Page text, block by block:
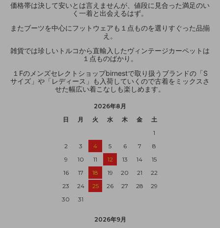
価格帯は決して安いとは言えませんが、値段に見合った満足のい
く一着と出会えるはず。
またブーツを中心にフットウェアも１点ものを選りすぐった品揃
え。
雑貨では珍しいトルコから直輸入したヴィンテージカーペットは
１点ものばかり。
１Fのメンズセレクトショップbirnestで取り扱うブランドの「S
サイズ」や「レディース」も入荷していくので古着をミックスさ
せた幅広い着こなしも楽しめます。
2026年8月
日
月 火 水 木 金
土
1
2
3 4 5 6 7
8
9
10 11 12 13 14
15
16
17 18 19 20 21
22
23
24 25 26 27 28
29
30
31
2026年9月